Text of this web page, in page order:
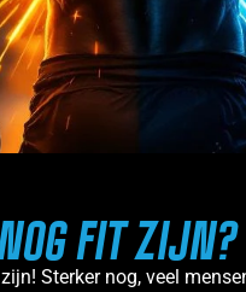
FIT ZIJN?
Sterker nog, veel